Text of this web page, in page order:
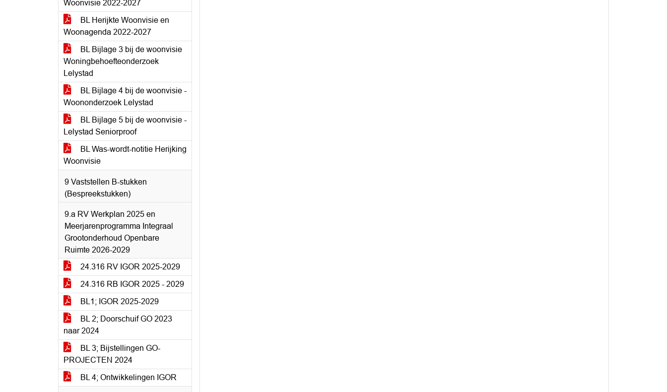
Woonvisie 2022-2027
BL Herijkte Woonvisie en
Woonagenda 2022-2027
BL Bijlage 3 bij de woonvisie
Woningbehoefteonderzoek
Lelystad
BL Bijlage 4 bij de woonvisie -
Woononderzoek Lelystad
BL Bijlage 5 bij de woonvisie -
Lelystad Seniorproof
BL Was-wordt-notitie Herijking
Woonvisie
9 Vaststellen B-stukken
(Bespreekstukken)
9.a RV Werkplan 2025 en
Meerjarenprogramma Integraal
Grootonderhoud Openbare
Ruimte 2026-2029
24.316 RV IGOR 2025-2029
24.316 RB IGOR 2025 - 2029
BL1; IGOR 2025-2029
BL 2; Doorschuif GO 2023
naar 2024
BL 3; Bijstellingen GO-
PROJECTEN 2024
BL 4; Ontwikkelingen IGOR